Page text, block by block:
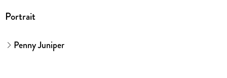
Portrait
Penny Juniper